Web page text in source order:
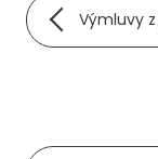
Výmluvy